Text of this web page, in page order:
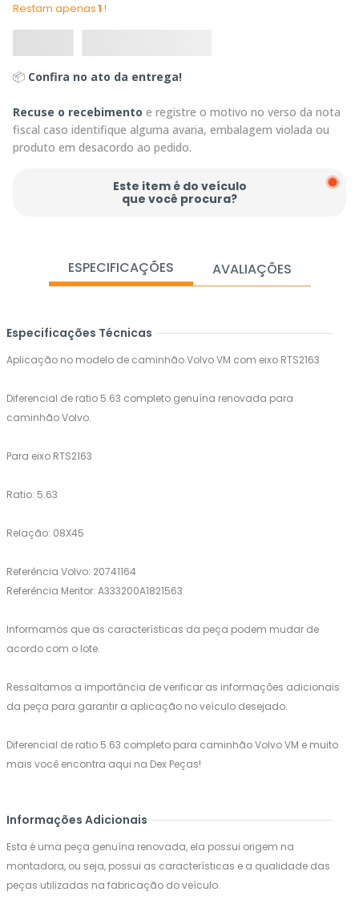
Restam apenas1!
📦 Confira no ato da entrega!
Recuse o recebimento e registre o motivo no verso da nota
fiscal caso identifique alguma avaria, embalagem violada ou
produto em desacordo ao pedido.
Este item é do veículo
que você procura?
ESPECIFICAÇÕES AVALIAÇÕES
Especificações Técnicas
Aplicação no modelo de caminhão Volvo VM com eixo RTS2163
Diferencial de ratio 5.63 completo genuína renovada para
caminhão Volvo.
Para eixo RTS2163
Ratio: 5.63
Relação: 08X45
Referência Volvo: 20741164
Referência Meritor: A333200A1821563
Informamos que as características da peça podem mudar de
acordo com o lote.
Ressaltamos a importância de verificar as informações adicionais
da peça para garantir a aplicação no veículo desejado.
Diferencial de ratio 5.63 completo para caminhão Volvo VM e muito
mais você encontra aqui na Dex Peças!
Informações Adicionais
Esta é uma peça genuína renovada, ela possui origem na
montadora, ou seja, possui as características e a qualidade das
peças utilizadas na fabricação do veículo.